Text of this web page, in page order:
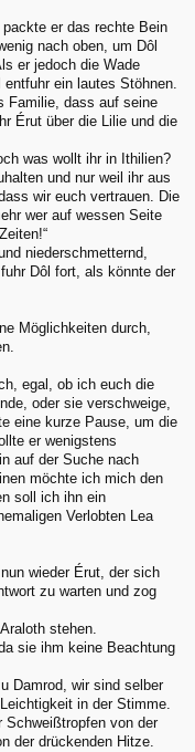
er das rechte Bein
nach oben, um Dôl
er jedoch die Wade
ein lautes Stöhnen.
Familie, dass auf seine
Érut über die Lilie und die
was wollt ihr in Ithilien?
und nur weil ihr aus
wir euch vertrauen. Die
wer auf wessen Seite
niederschmetternd,
Dôl fort, als könnte der
Möglichkeiten durch,
egal, ob ich euch die
oder sie verschweige,
eine kurze Pause, um die
er wenigstens
auf der Suche nach
möchte ich mich den
soll ich ihn ein
Verlobten Lea
wieder Érut, der sich
zu warten und zog
stehen.
sie ihm keine Beachtung
Damrod, wir sind selber
in der Stimme.
von der
der drückenden Hitze.